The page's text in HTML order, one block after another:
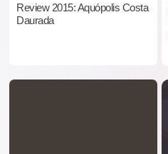
Review 2015: Aquópolis Costa
Daurada